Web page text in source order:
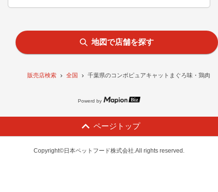
販売店検索 全国 千葉県のコンボピュアキャットまぐろ味・鶏肉
地図で店舗を探す
Powerd by
ページトップ
Copyright©日本ペットフード株式会社.All rights reserved.